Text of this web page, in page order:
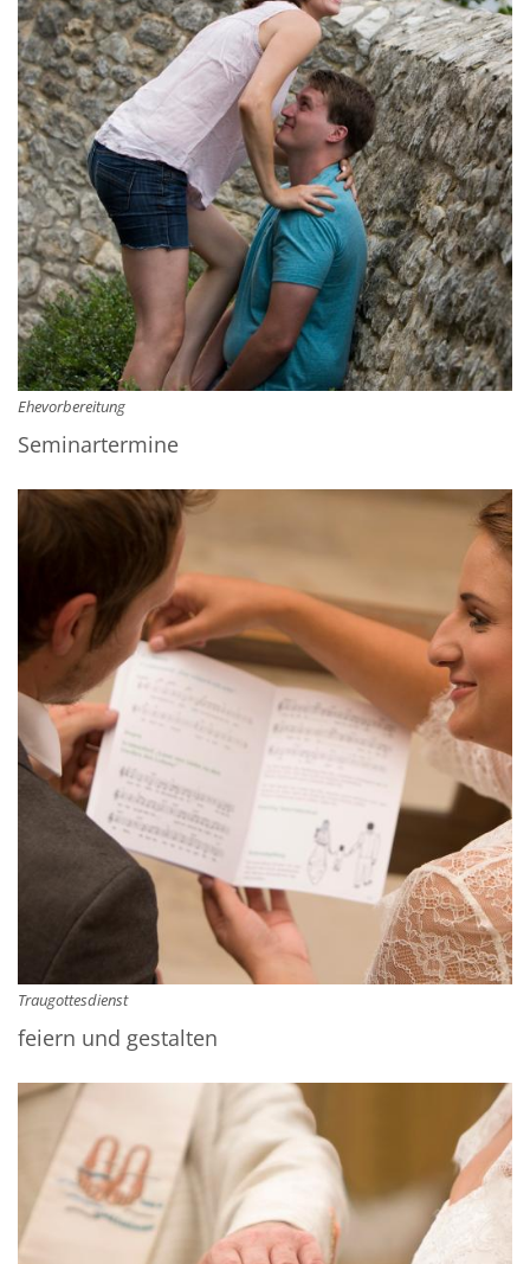
Ehevorbereitung
Seminartermine
Traugottesdienst
feiern und gestalten